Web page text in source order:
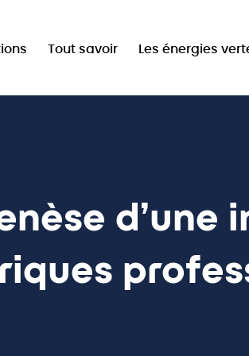
Tout savoir Les énergies